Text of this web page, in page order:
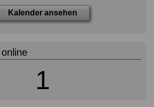
Kalender ansehen
1